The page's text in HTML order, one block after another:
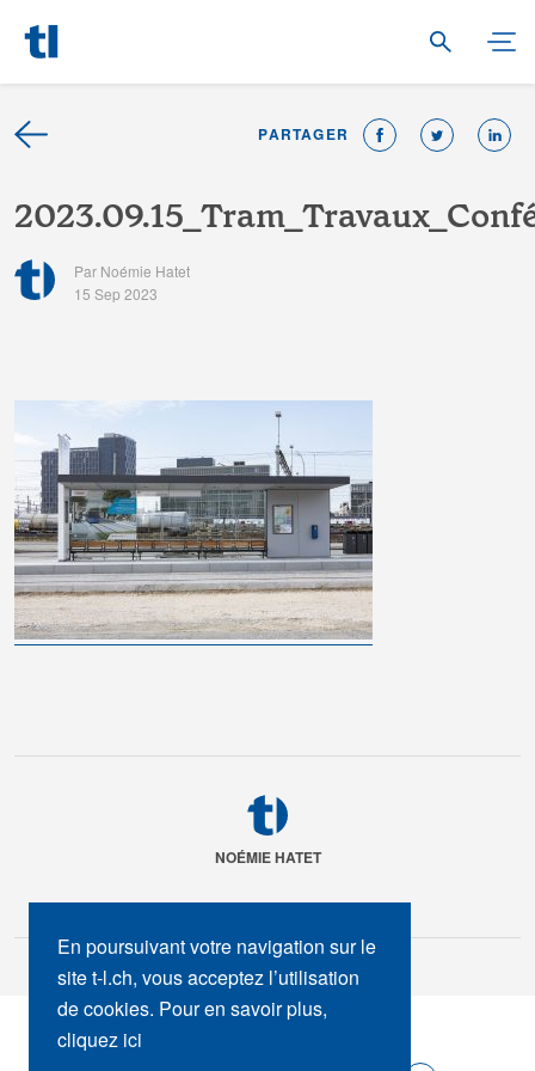
PARTAGER
2023.09.15 Tram Travaux Conf
Par Noémie Hatet
15 Sep 2023
NOÉMIE HATET
En poursuivant votre navigation sur le
site t-l.ch, vous acceptez l’utilisation
de cookies. Pour en savoir plus,
cliquez ici